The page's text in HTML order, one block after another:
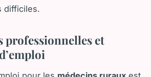
difficiles.
professionnelles et